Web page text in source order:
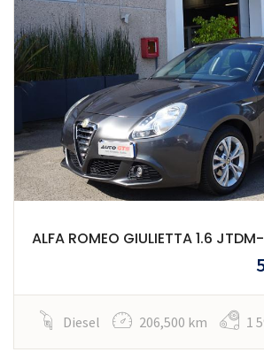
ALFA ROMEO GIULIETTA 1.6
Diesel 206,500 km 1